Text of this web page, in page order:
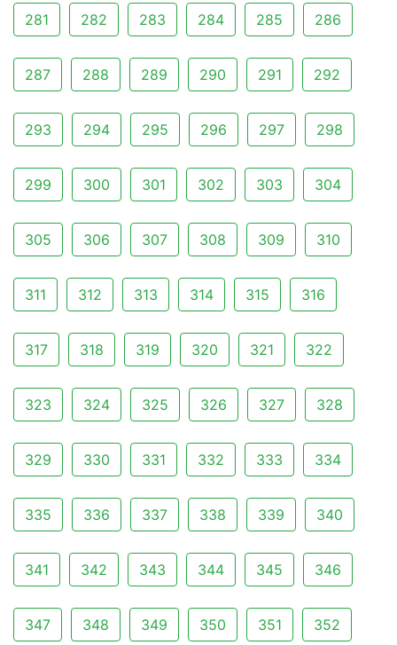
281 282 283 284 285 286
287 288 289 290 291 292
293 294 295 296 297 298
299 300 301 302 303 304
305 306 307 308 309 310
311 312 313 314 315 316
317 318 319 320 321 322
323 324 325 326 327 328
329 330 331 332 333 334
335 336 337 338 339 340
341 342 343 344 345 346
347 348 349 350 351 352